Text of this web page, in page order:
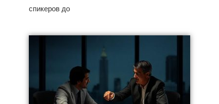
спикеров до